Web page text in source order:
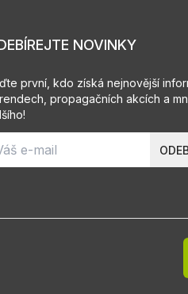
NOVINKY
první, kdo získá nejnovější
propagačních akcích a